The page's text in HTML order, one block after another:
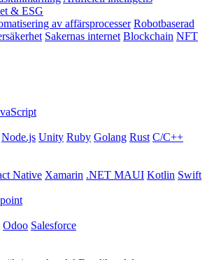
& ESG
av affärsprocesser Robotbaserad
Sakernas internet Blockchain NFT
Node.js Unity Ruby Golang Rust C/C++
Native Xamarin .NET MAUI Kotlin Swift
Odoo Salesforce